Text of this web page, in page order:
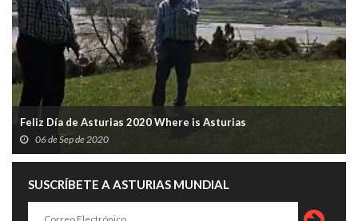
Feliz Día de Asturias 2020 Where is Asturias
06 de Sep de 2020
SUSCRÍBETE A ASTURIAS MUNDIAL